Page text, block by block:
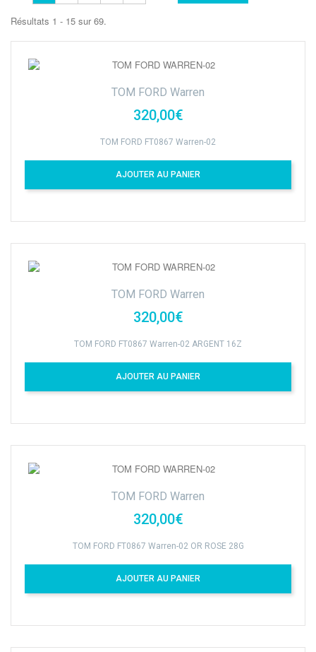
Résultats 1 - 15 sur 69.
TOM FORD Warren
320,00€
TOM FORD FT0867 Warren-02
AJOUTER AU PANIER
TOM FORD Warren
320,00€
TOM FORD FT0867 Warren-02 ARGENT 16Z
AJOUTER AU PANIER
TOM FORD Warren
320,00€
TOM FORD FT0867 Warren-02 OR ROSE 28G
AJOUTER AU PANIER